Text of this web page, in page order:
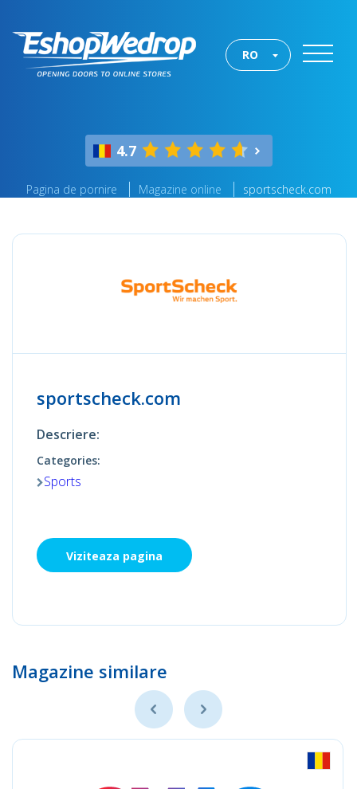
RO
4.7
Pagina de pornire Magazine online sportscheck.com
sportscheck.com
Descriere:
Categories:
Sports
Viziteaza pagina
Magazine similare